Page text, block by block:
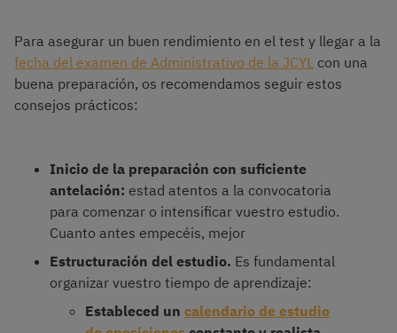
Para asegurar un buen rendimiento en el test y llegar a la
fecha del examen de Administrativo de la JCYL con una
buena preparación, os recomendamos seguir estos
consejos prácticos:
Inicio de la preparación con suficiente
antelación: estad atentos a la convocatoria
para comenzar o intensificar vuestro estudio.
Cuanto antes empecéis, mejor
Estructuración del estudio. Es fundamental
organizar vuestro tiempo de aprendizaje:
Estableced un calendario de estudio